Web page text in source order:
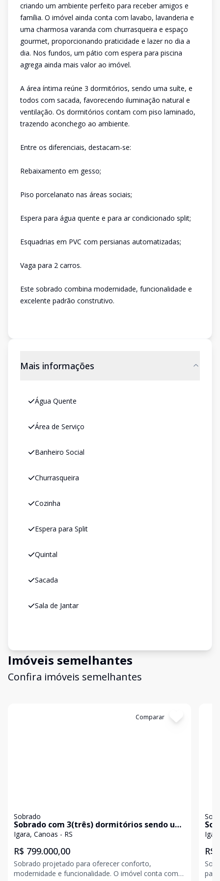
criando um ambiente perfeito para receber amigos e
família. O imóvel ainda conta com lavabo, lavanderia e
uma charmosa varanda com churrasqueira e espaço
gourmet, proporcionando praticidade e lazer no dia a
dia. Nos fundos, um pátio com espera para piscina
agrega ainda mais valor ao imóvel.
A área íntima reúne 3 dormitórios, sendo uma suíte, e
todos com sacada, favorecendo iluminação natural e
ventilação. Os dormitórios contam com piso laminado,
trazendo aconchego ao ambiente.
Entre os diferenciais, destacam-se:
Rebaixamento em gesso;
Piso porcelanato nas áreas sociais;
Espera para água quente e para ar condicionado split;
Esquadrias em PVC com persianas automatizadas;
Vaga para 2 carros.
Este sobrado combina modernidade, funcionalidade e
excelente padrão construtivo.
Mais informações
Água Quente
Área de Serviço
Banheiro Social
Churrasqueira
Cozinha
Espera para Split
Quintal
Sacada
Sala de Jantar
Imóveis semelhantes
Confira imóveis semelhantes
Comparar
Sobrado
Sobrado com 3(três) dormitórios sendo um
suíte e duas vagas de garagem
Igara, Canoas - RS
R$ 799.000,00
Sobrado projetado para oferecer conforto,
modernidade e funcionalidade. O imóvel conta com 3
R$